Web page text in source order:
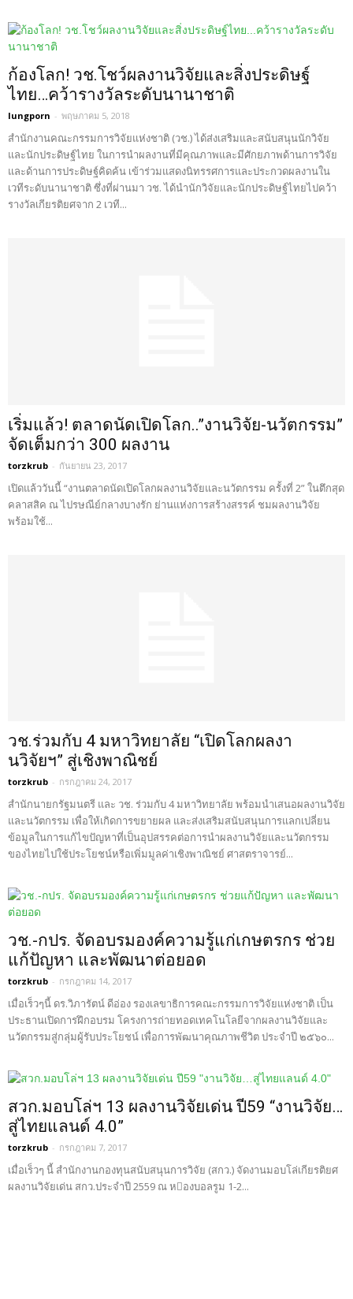
ก้องโลก! วช.โชว์ผลงานวิจัยและสิ่งประดิษฐ์
ไทย…คว้ารางวัลระดับนานาชาติ
lungporn - พฤษภาคม 5, 2018
สำนักงานคณะกรรมการวิจัยแห่งชาติ (วช.) ได้ส่งเสริมและสนับสนุนนักวิจัย
และนักประดิษฐ์ไทย ในการนำผลงานที่มีคุณภาพและมีศักยภาพด้านการวิจัย
และด้านการประดิษฐ์คิดค้น เข้าร่วมแสดงนิทรรศการและประกวดผลงานใน
เวทีระดับนานาชาติ ซึ่งที่ผ่านมา วช. ได้นำนักวิจัยและนักประดิษฐ์ไทยไปคว้า
รางวัลเกียรติยศจาก 2 เวที...
เริ่มแล้ว! ตลาดนัดเปิดโลก..”งานวิจัย-นวัตกรรม”
จัดเต็มกว่า 300 ผลงาน
torzkrub - กันยายน 23, 2017
เปิดแล้ววันนี้ “งานตลาดนัดเปิดโลกผลงานวิจัยและนวัตกรรม ครั้งที่ 2” ในตึกสุด
คลาสสิค ณ ไปรษณีย์กลางบางรัก ย่านแห่งการสร้างสรรค์ ชมผลงานวิจัย
พร้อมใช้...
วช.ร่วมกับ 4 มหาวิทยาลัย “เปิดโลกผลงา
นวิจัยฯ” สู่เชิงพาณิชย์
torzkrub - กรกฎาคม 24, 2017
สำนักนายกรัฐมนตรี และ วช. ร่วมกับ 4 มหาวิทยาลัย พร้อมนำเสนอผลงานวิจัย
และนวัตกรรม เพื่อให้เกิดการขยายผล และส่งเสริมสนับสนุนการแลกเปลี่ยน
ข้อมูลในการแก้ไขปัญหาที่เป็นอุปสรรคต่อการนำผลงานวิจัยและนวัตกรรม
ของไทยไปใช้ประโยชน์หรือเพิ่มมูลค่าเชิงพาณิชย์ ศาสตราจารย์...
วช.-กปร. จัดอบรมองค์ความรู้แก่เกษตรกร ช่วย
แก้ปัญหา และพัฒนาต่อยอด
torzkrub - กรกฎาคม 14, 2017
เมื่อเร็วๆนี้ ดร.วิภารัตน์ ดีอ่อง รองเลขาธิการคณะกรรมการวิจัยแห่งชาติ เป็น
ประธานเปิดการฝึกอบรม โครงการถ่ายทอดเทคโนโลยีจากผลงานวิจัยและ
นวัตกรรมสู่กลุ่มผู้รับประโยชน์ เพื่อการพัฒนาคุณภาพชีวิต ประจำปี ๒๕๖๐...
สวก.มอบโล่ฯ 13 ผลงานวิจัยเด่น ปี59 “งานวิจัย…
สู่ไทยแลนด์ 4.0”
torzkrub - กรกฎาคม 7, 2017
เมื่อเร็วๆ นี้ สำนักงานกองทุนสนับสนุนการวิจัย (สกว.) จัดงานมอบโล่เกียรติยศ
ผลงานวิจัยเด่น สกว.ประจำปี 2559 ณ หองบอลรูม 1-2...